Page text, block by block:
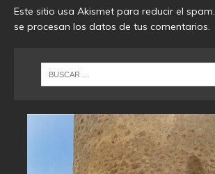
Este sitio usa Akismet para reducir el spam.
se procesan los datos de tus comentarios.